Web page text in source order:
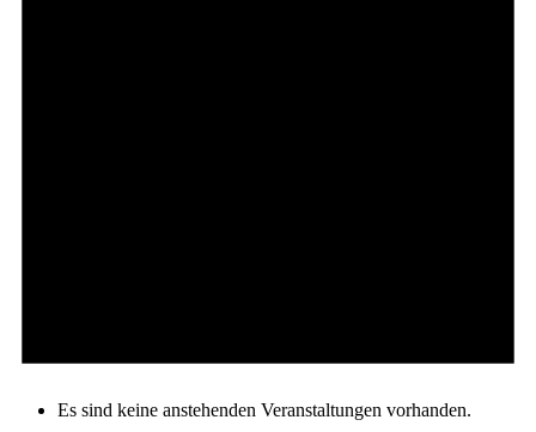
Es sind keine anstehenden Veranstaltungen vorhanden.